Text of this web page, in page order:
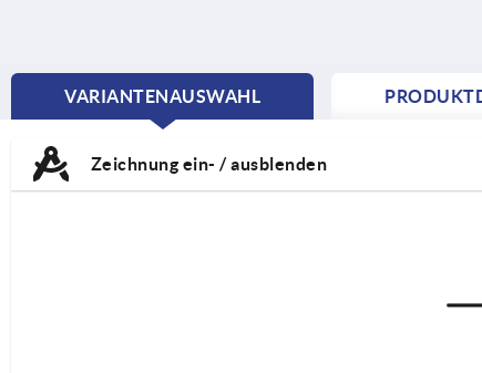
VARIANTENAUSWAHL
CURRENT
Zeichnung ein- / ausblenden